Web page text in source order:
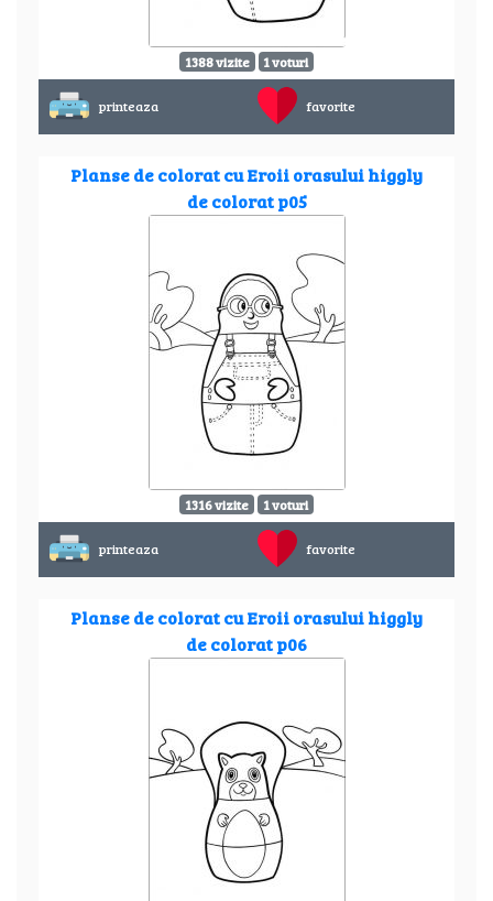
1388 vizite 1 voturi
printeaza favorite
Planse de colorat cu Eroii orasului higgly
de colorat p05
1316 vizite 1 voturi
printeaza favorite
Planse de colorat cu Eroii orasului higgly
de colorat p06